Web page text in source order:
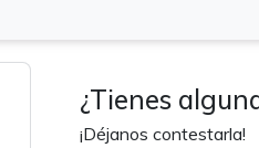
¿Tienes
¡Déjanos contestarla!